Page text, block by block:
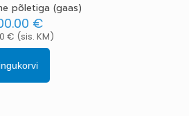
põletiga (gaas)
€
€ (sis. KM)